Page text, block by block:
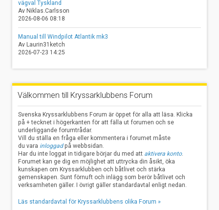
vägval Tyskland
Av Niklas.Carlsson
2026-08-06 08:18
Manual till Windpilot Atlantik mk3
Av Laurin31ketch
2026-07-23 14:25
Välkommen till Kryssarklubbens Forum
Svenska Kryssarklubbens Forum är öppet för alla att läsa. Klicka
på + tecknet i högerkanten för att fälla ut forumen och se
underliggande forumtrådar.
Vill du ställa en fråga eller kommentera i forumet måste
du vara inloggadpå webbsidan.
Har du inte loggat in tidigare börjar du med att aktivera konto.
Forumet kan ge dig en möjlighet att uttrycka din åsikt, öka
kunskapen om Kryssarklubben och båtlivet och stärka
gemenskapen. Sunt förnuft och inlägg som berör båtlivet och
verksamheten gäller. I övrigt gäller standardavtal enligt nedan.
Läs standardavtal för Kryssarklubbens olika Forum »